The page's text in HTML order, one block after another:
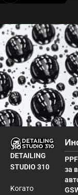
DETAILING
STUDIO 310
Kогато
за